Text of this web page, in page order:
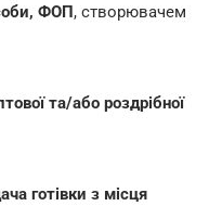
ФОП, створювачем
та/або роздрібної
готівки з місця